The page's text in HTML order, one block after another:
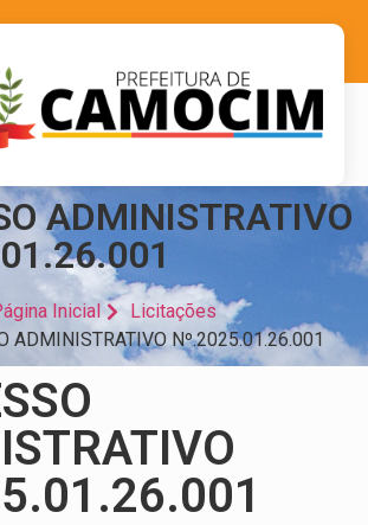
ADMINISTRATIVO
Inicial
Licitações
ADMINISTRATIVO Nº.2025.01.26.001